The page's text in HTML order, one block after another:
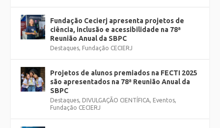
Fundação Cecierj apresenta projetos de
ciência, inclusão e acessibilidade na 78ª
Reunião Anual da SBPC
Destaques, Fundação CECIERJ
Projetos de alunos premiados na FECTI 2025
são apresentados na 78ª Reunião Anual da
SBPC
Destaques, DIVULGAÇÃO CIENTÍFICA, Eventos,
Fundação CECIERJ